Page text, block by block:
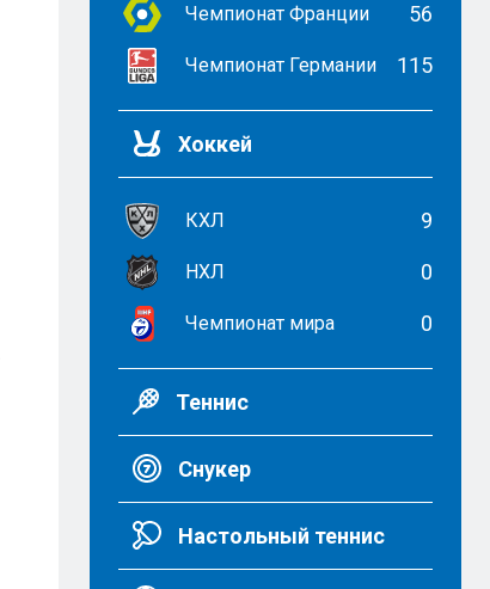
Чемпионат Франции 56
Чемпионат Германии 115
Хоккей
КХЛ 9
НХЛ 0
Чемпионат мира 0
Теннис
Снукер
Настольный теннис